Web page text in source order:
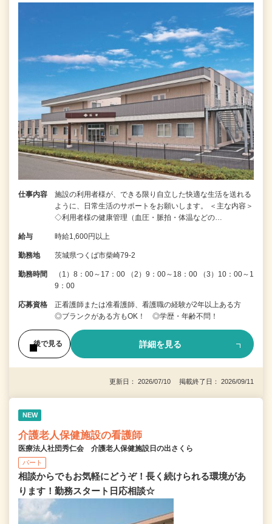
仕事内容
施設の利用者様が、できる限り自立した快適な生活を送れる
ように、日常生活のサポートをお願いします。 ＜主な内容＞
◇利用者様の健康管理（血圧・脈拍・体温などの…
給与 時給1,600円以上
勤務地 茨城県つくば市柴崎79-2
勤務時間
（1）8：00～17：00 （2）9：00～18：00 （3）10：00～1
9：00
応募資格
正看護師または准看護師、看護職の経験が2年以上ある方
◎ブランクがある方もOK！ ◎学歴・年齢不問！
後で見る 詳細を見る
更新日： 2026/07/10 掲載終了日： 2026/09/11
NEW
介護老人保健施設の看護師
医療法人社団秀仁会 介護老人保健施設日の出さくら
パート
相談からでもお気軽にどうぞ！長く続けられる環境があ
ります！勤務スタート日応相談☆